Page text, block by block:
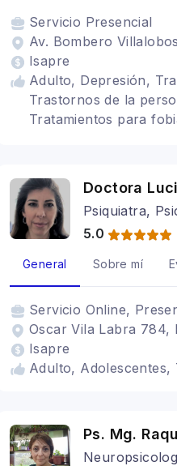
Servicio Presencial
Av. Bombero
Isapre
Adulto, Depresión,
Trastornos de la
Tratamientos para
Doctora
Psiquiatra,
5.0
General Sobre mí
Servicio Online,
Oscar Vila Labra 784,
Isapre
Adulto, Adolescentes,
Ps. Mg.